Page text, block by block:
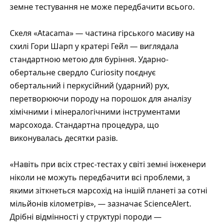
земне тестування не може передбачити всього.
Скеля «Atacama» — частина гірського масиву на
схилі Гори Шарп у кратері Гейл — виглядала
стандартною метою для буріння. Ударно-
обертальне свердло Curiosity поєднує
обертальний і перкусійний (ударний) рух,
перетворюючи породу на порошок для аналізу
хімічними і мінералогічними інструментами
марсохода. Стандартна процедура, що
виконувалась десятки разів.
«Навіть при всіх стрес-тестах у світі земні інженери
ніколи не можуть передбачити всі проблеми, з
якими зіткнеться марсохід на іншій планеті за сотні
мільйонів кілометрів», — зазначає ScienceAlert.
Дрібні відмінності у структурі породи —